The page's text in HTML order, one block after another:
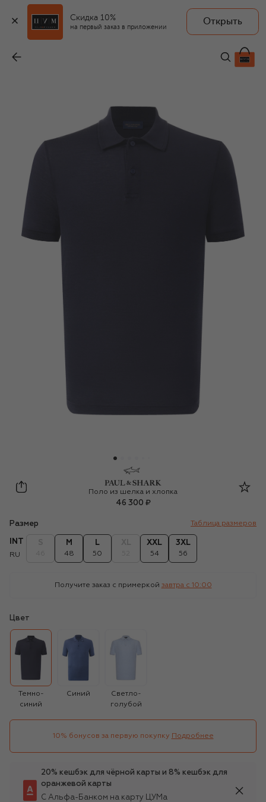
Скидка 10%
на первый заказ в приложении
Открыть
46 300 ₽
Paul&Shark
Поло из шелка и хлопка
46 300 ₽
Размер Таблица размеров
INT
RU
M
48
L
50
XXL
54
3XL
56
Получите заказ с примеркой завтра c 10:00
Цвет
Темно-
синий
Синий
Светло-
голубой
10% бонусов за первую покупку Подробнее
20% кешбэк для чёрной карты и 8% кешбэк для
оранжевой карты
С Альфа-Банком на карту ЦУМа